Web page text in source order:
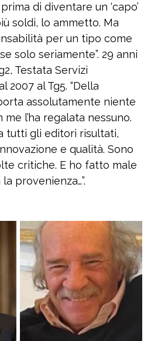
di diventare un ‘capo’
soldi, lo ammetto. Ma
per un tipo come
solo seriamente”. 29 anni
Testata Servizi
2007 al Tg5. “Della
assolutamente niente
l’ha regalata nessuno.
tutti gli editori risultati,
e qualità. Sono
critiche. E ho fatto male
provenienza…”.